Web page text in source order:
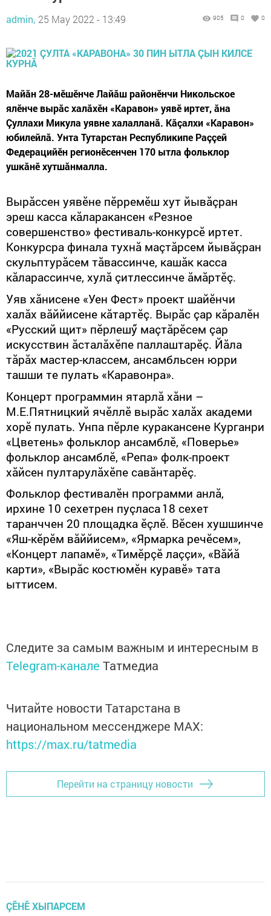
admin, 25 May 2022 - 13:49 905 0 0
Майăн 28-мӗшӗнче Лайăш районӗнчи Никольское
ялӗнче вырăс халăхӗн «Каравон» уявӗ иртет, ăна
Çуллахи Микула уявне халалланă. Кăçалхи «Каравон»
юбилейлă. Унта Тутарстан Республикипе Раççей
Федерацийӗн регионӗсенчен 170 ытла фольклор
ушкăнӗ хутшăнмалла.
Вырăссен уявӗне пӗрремӗш хут йывăçран
эреш касса кăларакансен «Резное
совершенство» фестиваль-конкурсӗ иртет.
Конкурсра финала тухнă маçтăрсем йывăçран
скульптурăсем тăвассинче, кашăк касса
кăларассинче, хулă çитлессинче ăмăртӗç.
Уяв хăнисене «Уен Фест» проект шайӗнчи
халăх вăййисене кăтартӗç. Вырăс çар кăралӗн
«Русский щит» пӗрлешӳ маçтăрӗсем çар
искусствин ăсталăхӗпе паллаштарӗç. Йăла
тăрăх мастер-классем, ансамбльсен юрри
ташши те пулать «Каравонра».
Концерт программин ятарлă хăни –
М.Е.Пятницкий ячӗллӗ вырăс халăх академи
хорӗ пулать. Унпа пӗрле куракансене Курганри
«Цветень» фольклор ансамблӗ, «Поверье»
фольклор ансамблӗ, «Репа» фолк-проект
хăйсен пултарулăхӗпе савăнтарӗç.
Фольклор фестивалӗн программи анлă,
ирхине 10 сехетрен пуçласа18 сехет
таранччен 20 площадка ӗçлӗ. Вӗсен хушшинче
«Яш-кӗрӗм вăййисем», «Ярмарка речӗсем»,
«Концерт лапамӗ», «Тимӗрçӗ лаççи», «Вăйă
карти», «Вырăс костюмӗн куравӗ» тата
ыттисем.
Следите за самым важным и интересным в
Telegram-канале Татмедиа
Читайте новости Татарстана в
национальном мессенджере MАХ:
https://max.ru/tatmedia
Перейти на страницу новости
ÇӖНӖ ХЫПАРСЕМ